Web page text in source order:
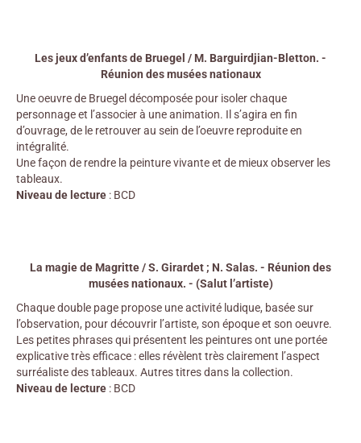
Les jeux d’enfants de Bruegel / M. Barguirdjian-Bletton. -
Réunion des musées nationaux
Une oeuvre de Bruegel décomposée pour isoler chaque
personnage et l’associer à une animation. Il s’agira en fin
d’ouvrage, de le retrouver au sein de l’oeuvre reproduite en
intégralité.
Une façon de rendre la peinture vivante et de mieux observer les
tableaux.
Niveau de lecture : BCD
La magie de Magritte / S. Girardet ; N. Salas. - Réunion des
musées nationaux. - (Salut l’artiste)
Chaque double page propose une activité ludique, basée sur
l’observation, pour découvrir l’artiste, son époque et son oeuvre.
Les petites phrases qui présentent les peintures ont une portée
explicative très efficace : elles révèlent très clairement l’aspect
surréaliste des tableaux. Autres titres dans la collection.
Niveau de lecture : BCD